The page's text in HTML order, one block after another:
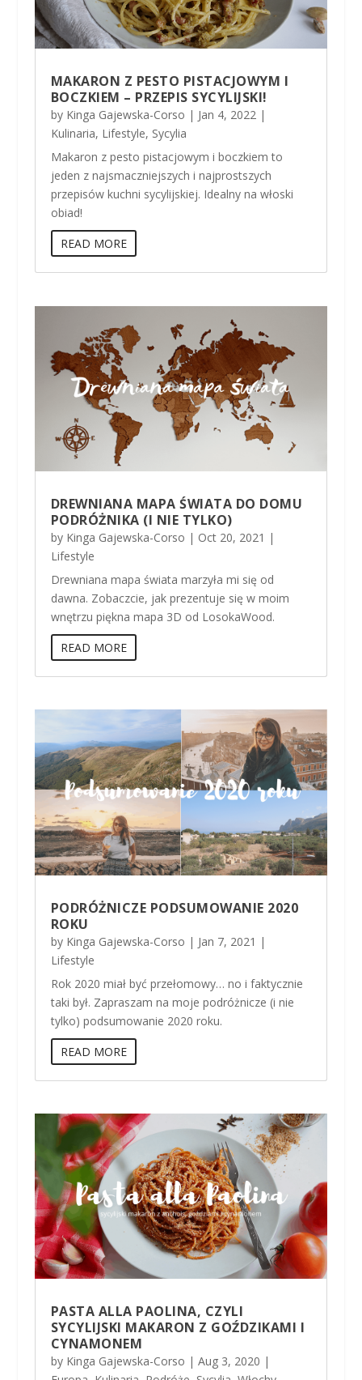
MAKARON Z PESTO PISTACJOWYM I
BOCZKIEM – PRZEPIS SYCYLIJSKI!
by Kinga Gajewska-Corso | Jan 4, 2022|
Kulinaria, Lifestyle, Sycylia
Makaron z pesto pistacjowym i boczkiem to
jeden z najsmaczniejszych i najprostszych
przepisów kuchni sycylijskiej. Idealny na włoski
obiad!
READ MORE
DREWNIANA MAPA ŚWIATA DO DOMU
PODRÓŻNIKA (I NIE TYLKO)
by Kinga Gajewska-Corso | Oct 20, 2021 |
Lifestyle
Drewniana mapa świata marzyła mi się od
dawna. Zobaczcie, jak prezentuje się w moim
wnętrzu piękna mapa 3D od LosokaWood.
READ MORE
PODRÓŻNICZE PODSUMOWANIE 2020
ROKU
by Kinga Gajewska-Corso | Jan 7, 2021 |
Lifestyle
Rok 2020 miał być przełomowy… no i faktycznie
taki był. Zapraszam na moje podróżnicze (i nie
tylko) podsumowanie 2020 roku.
READ MORE
PASTA ALLA PAOLINA, CZYLI
SYCYLIJSKI MAKARON Z GOŹDZIKAMI I
CYNAMONEM
by Kinga Gajewska-Corso | Aug 3, 2020 |